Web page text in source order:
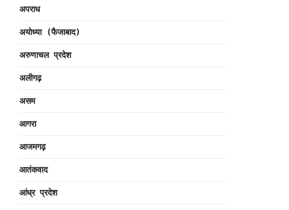
अपराध
अयोध्या (फैजाबाद)
अरुणाचल प्रदेश
अलीगढ़
असम
आगरा
आजमगढ़
आतंकवाद
आंध्र प्रदेश